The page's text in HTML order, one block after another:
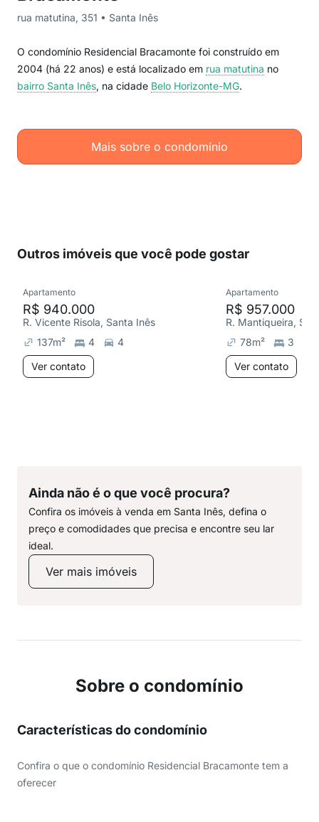
rua matutina, 351 • Santa Inês
O condomínio Residencial Bracamonte foi construído em
2004 (há 22 anos) e está localizado em rua matutina no
bairro Santa Inês, na cidade Belo Horizonte-MG.
Mais sobre o condomínio
Outros imóveis que você pode gostar
Apartamento
R$ 940.000
R. Vicente Risola, Santa Inês
137m² 4
4
Ver contato
Apartamento
R$ 957.000
R. Mantiqueira,
78m² 3
Ver contato
Ainda não é o que você procura?
Confira os imóveis à venda em Santa Inês, defina o
preço e comodidades que precisa e encontre seu lar
ideal.
Ver mais imóveis
Sobre o condomínio
Características do condomínio
Confira o que o condomínio Residencial Bracamonte tem a
oferecer